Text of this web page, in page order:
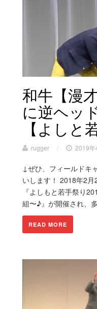
和牛【漫
に逆ヘッ
【よしと
rugger / 2019年
↓ぜひ、フィールドキ
いします！ 2018年2
『よしもと若手祭り
組〜♪』が開催され、
READ MORE